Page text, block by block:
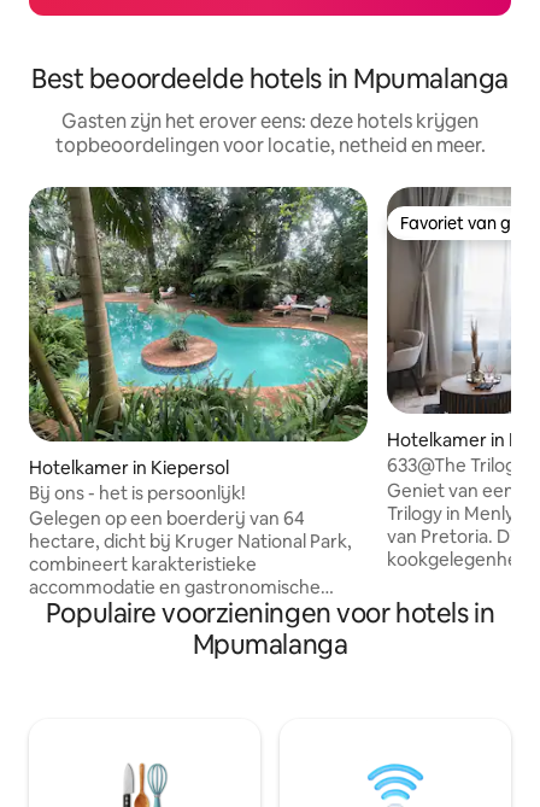
Best beoordeelde hotels in Mpumalanga
Gasten zijn het erover eens: deze hotels krijgen
topbeoordelingen voor locatie, netheid en meer.
Hotelkamer in Kiepersol
Bij ons - het is persoonlijk!
Gelegen op een boerderij van 64
hectare, dicht bij Kruger National Park,
combineert karakteristieke
accommodatie en gastronomische
gerechten en een schuilplaats met
boswandelingen en boerderijtours in
het Lowveld. Gekozen tot beste kleine
De capabele handen van uitstekende,
goed opgeleide therapeuten zullen je
Favoriet van
Favoriet van
Hotelkamer in
633@The Trilogy
Geniet van een
Trilogy in Menlyn
van Pretoria. Dit
kookgelegenheid
een volledig
Ontspan met
de buurt van
je niet mag
Populaire voorzieningen voor hotels in
Mpumalanga